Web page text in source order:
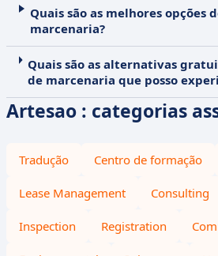
Quais são as melhores opções
marcenaria?
Quais são as alternativas
de marcenaria que posso
Artesao : categorias
Tradução Centro de formação
Lease Management Consulting
Inspection Registration